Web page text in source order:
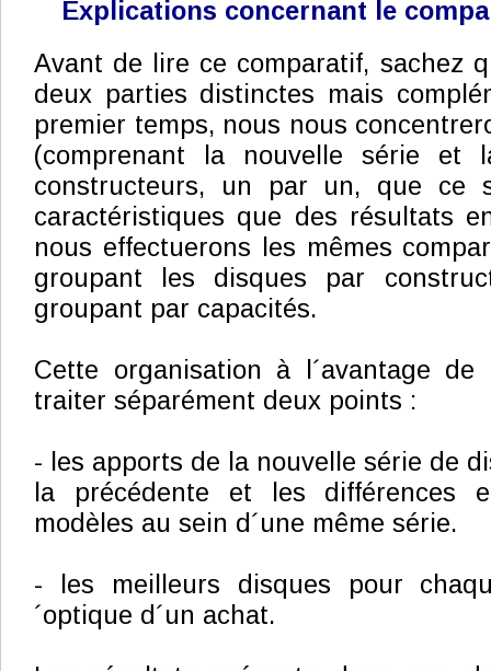
Explications concernant le
Avant de lire ce comparatif, sachez
deux parties distinctes mais
premier temps, nous nous
(comprenant la nouvelle série et
constructeurs, un par un, que ce
caractéristiques que des résultats
nous effectuerons les mêmes
groupant les disques par
groupant par capacités.
Cette organisation à l´avantage
traiter séparément deux points :
- les apports de la nouvelle série de
la précédente et les différences
modèles au sein d´une même série.
- les meilleurs disques pour
´optique d´un achat.